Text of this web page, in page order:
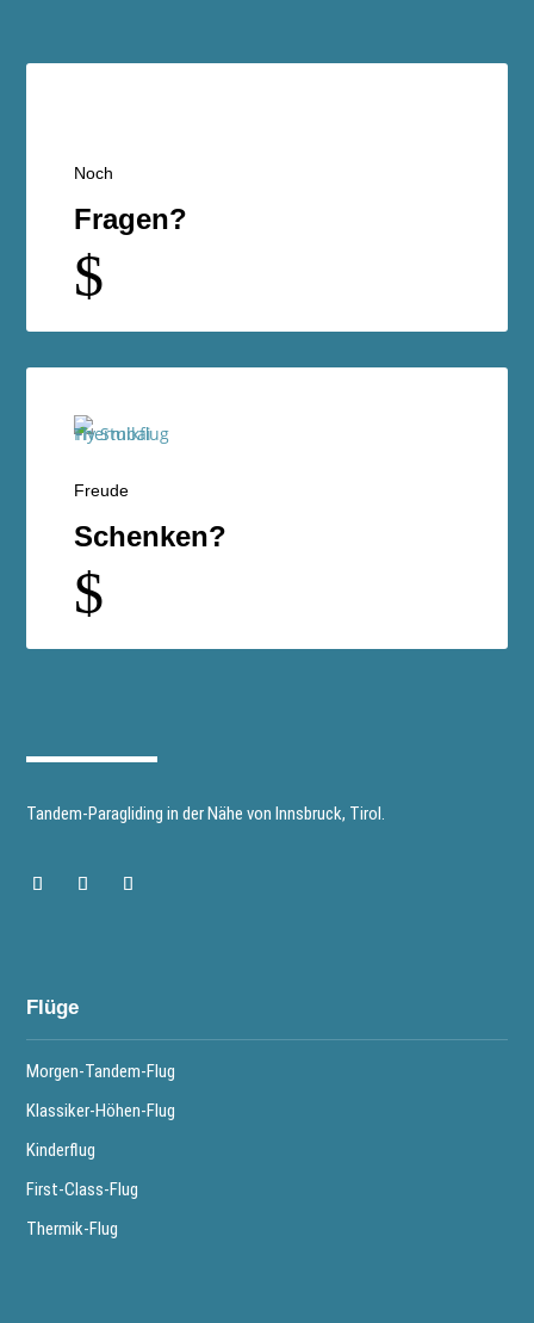
Noch
Fragen?
$
Freude
Schenken?
$
Tandem-Paragliding in der Nähe von Innsbruck, Tirol.
Flüge
Morgen-Tandem-Flug
Klassiker-Höhen-Flug
Kinderflug
First-Class-Flug
Thermik-Flug